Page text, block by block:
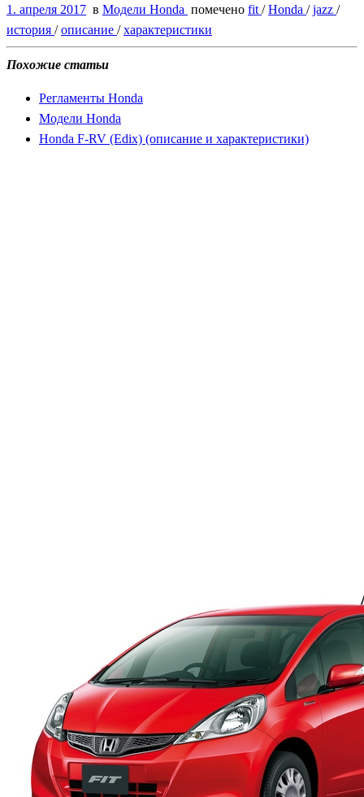
1. апреля 2017 в Модели Honda помечено fit /Honda /jazz /
история /описание /характеристики
Похожие статьи
Регламенты Honda
Модели Honda
Honda F-RV (Edix) (описание и характеристики)